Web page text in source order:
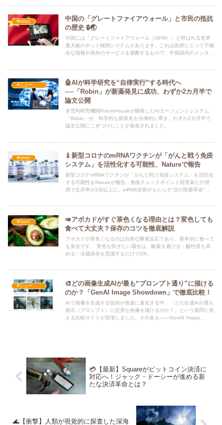
#news
中国の「グレートファイアウォール」と市民の抵抗
の歴史 🔒🌏
中国には「グレートファイアウォール（GFW）」と呼ばれる世界
最大級のネット検閲システムがあります。これは政府にとって不都
合な情報や海外のサービスを遮断するもので、中国国内のインター
#ニュース・社会・コラム
🤖AIが科学研究を“自律実行”する時代へ
──「Robin」が新薬発見に成功、わずか2カ月半で
論文公開
非営利研究機関FutureHouseが開発したAIエージェントシステム
「Robin」が、科学的な新発見を自律的に導き、わずか2カ月半で
論文公開にこぎつけたことが発表されました。
#news
💉新型コロナのmRNAワクチンが「がんと戦う免疫
システム」を活性化する可能性、Natureで報告
新型コロナmRNAワクチンが「がんと戦う免疫システム」を活性化
する可能性をNatureが報告。免疫チェックポイント阻害薬との併
用で生存率が2倍以上に。mRNA技術がもたらす“次の医療革命”と
#news
🥑アボカドがすぐ茶色くなる理由とは？変色しても
食べて大丈夫？保存のコツを徹底解説
アボカドが茶色くなるのは自然な酵素反応であり、基本的に食べて
も安全です。 変色を防ぎたい場合は、酸素を避ける・酸性度を高
める・冷蔵保存を意識するだけでOK。
#ニュース・社会・コラム
🎨どの画像生成AIが最も“プロンプト通り”に描ける
のか？「GenAI Image Showdown」で徹底比較！
AIで画像を生成する技術が急速に進化する中、「どの生成AIが最も
指示（プロンプト）に忠実な画像を描けるのか？」という疑問に答
える比較サイトが登場しました。その名も――GenAI Image
💳【最新】Squareがビットコイン決済に
対応へ！ジャック・ドーシーが進める新
たな決済革命とは？
🌊【衝撃】人類が視覚的に探査した深海